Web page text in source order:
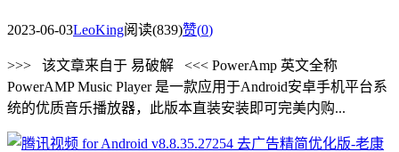
2023-06-03LeoKing阅读(839)赞(0)
>>> 该文章来自于 易破解 <<< PowerAmp 英文全称
PowerAMP Music Player 是一款应用于Android安卓手机平台系
统的优质音乐播放器，此版本直装安装即可完美内购...